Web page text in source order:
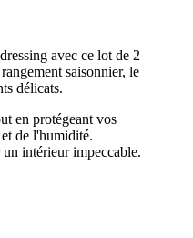
avec ce lot de 2
saisonnier, le
délicats.
en protégeant vos
de l'humidité.
intérieur impeccable.